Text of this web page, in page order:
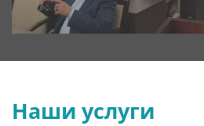
Наши услуги